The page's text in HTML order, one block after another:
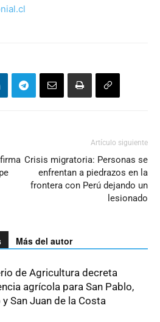
Artículo siguiente
Crisis migratoria: Personas se
enfrentan a piedrazos en la
frontera con Perú dejando un
lesionado
Más del autor
de Agricultura decreta
agrícola para San Pablo,
San Juan de la Costa